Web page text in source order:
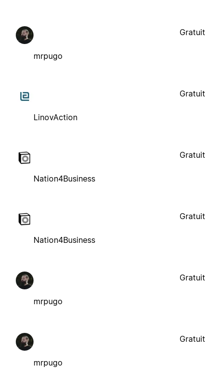
mrpugo
Gratuit
LinovAction
Gratuit
Nation4Business
Gratuit
Nation4Business
Gratuit
mrpugo
Gratuit
mrpugo
Gratuit